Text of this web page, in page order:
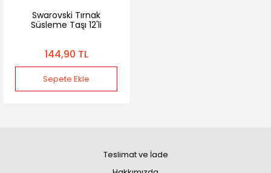
Swarovski Tırnak
Süsleme Taşı 12'li
144,90 TL
Sepete Ekle
Teslimat ve İade